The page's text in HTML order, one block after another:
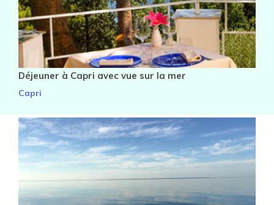
Déjeuner à Capri avec vue sur la mer
Capri